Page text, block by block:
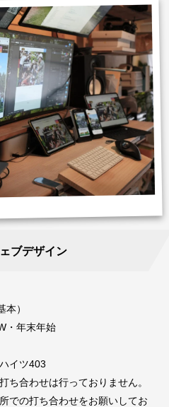
ブデザイン
）
・年末年始
イツ403
ち合わせは行っておりません。
での打ち合わせをお願いしてお